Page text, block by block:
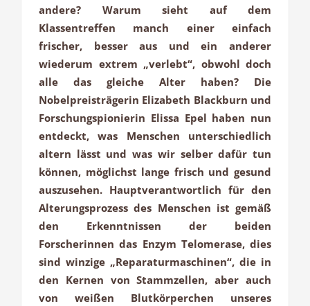
andere? Warum sieht auf dem
Klassentreffen manch einer einfach
frischer, besser aus und ein anderer
wiederum extrem „verlebt“, obwohl doch
alle das gleiche Alter haben? Die
Nobelpreisträgerin Elizabeth Blackburn und
Forschungspionierin Elissa Epel haben nun
entdeckt, was Menschen unterschiedlich
altern lässt und was wir selber dafür tun
können, möglichst lange frisch und gesund
auszusehen. Hauptverantwortlich für den
Alterungsprozess des Menschen ist gemäß
den Erkenntnissen der beiden
Forscherinnen das Enzym Telomerase, dies
sind winzige „Reparaturmaschinen“, die in
den Kernen von Stammzellen, aber auch
von weißen Blutkörperchen unseres